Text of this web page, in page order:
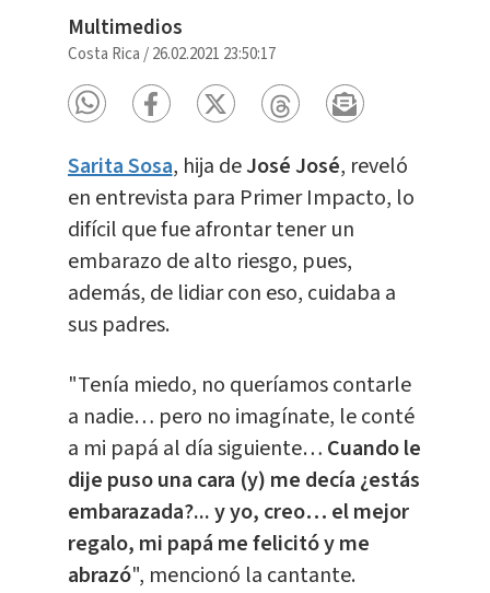
Multimedios
Costa Rica /26.02.2021 23:50:17
Sarita Sosa, hija deJosé José, reveló
en entrevista para Primer Impacto, lo
difícil que fue afrontar tener un
embarazo de alto riesgo, pues,
además, de lidiar con eso, cuidaba a
sus padres.
"Tenía miedo, no queríamos contarle
a nadie… pero no imagínate, le conté
a mi papá al día siguiente… Cuando le
dije puso una cara (y) me decía ¿estás
embarazada?... y yo, creo… el mejor
regalo, mi papá me felicitó y me
abrazó", mencionó la cantante.